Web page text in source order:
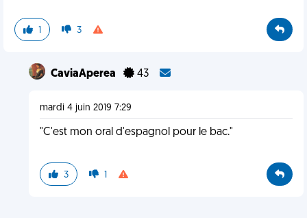
1 3
CaviaAperea 43
mardi 4 juin 2019 7:29
"C'est mon oral d'espagnol pour le bac."
3 1